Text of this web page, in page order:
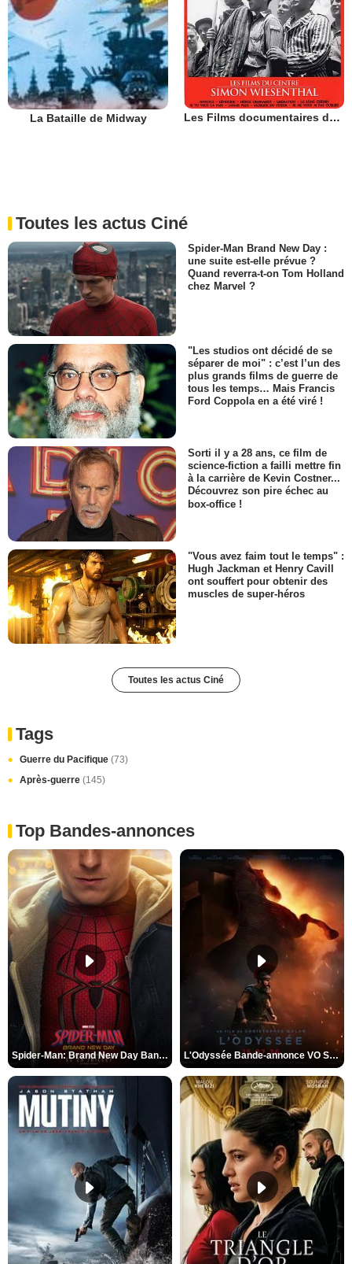
La Bataille de Midway Les Films documentaires du Centre Simon Wiesenthal
Toutes les actus Ciné
Spider-Man Brand New Day :
une suite est-elle prévue ?
Quand reverra-t-on Tom Holland
chez Marvel ?
"Les studios ont décidé de se
séparer de moi" : c’est l’un des
plus grands films de guerre de
tous les temps… Mais Francis
Ford Coppola en a été viré !
Sorti il y a 28 ans, ce film de
science-fiction a failli mettre fin
à la carrière de Kevin Costner...
Découvrez son pire échec au
box-office !
"Vous avez faim tout le temps" :
Hugh Jackman et Henry Cavill
ont souffert pour obtenir des
muscles de super-héros
Toutes les actus Ciné
Tags
Guerre du Pacifique (73)
Après-guerre (145)
Top Bandes-annonces
Spider-Man: Brand New Day Bande-annonce VO STFR L'Odyssée Bande-annonce VO STFR